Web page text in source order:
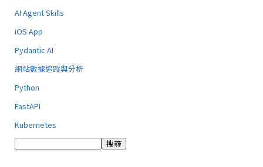
AI Agent Skills
iOS App
Pydantic AI
網站數據追蹤與分析
Python
FastAPI
Kubernetes